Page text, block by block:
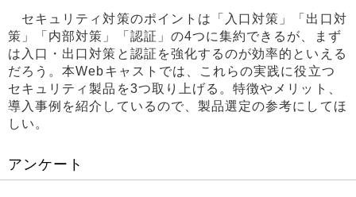
セキュリティ対策のポイントは「入口対策」「出口対
策」「内部対策」「認証」の4つに集約できるが、まず
は入口・出口対策と認証を強化するのが効率的といえる
だろう。本Webキャストでは、これらの実践に役立つ
セキュリティ製品を3つ取り上げる。特徴やメリット、
導入事例を紹介しているので、製品選定の参考にしてほ
しい。
アンケート